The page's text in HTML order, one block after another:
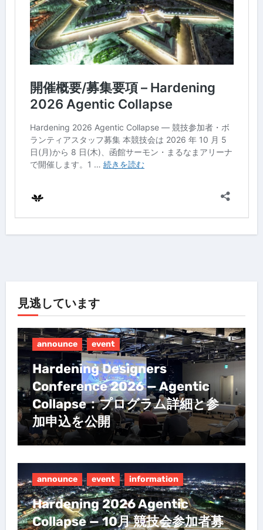
見逃しています
announce event
Hardening Designers
Conference 2026 — Agentic
Collapse：プログラム詳細と参
加申込を公開
announce event information
Hardening 2026 Agentic
Collapse — 10月 競技会参加者募